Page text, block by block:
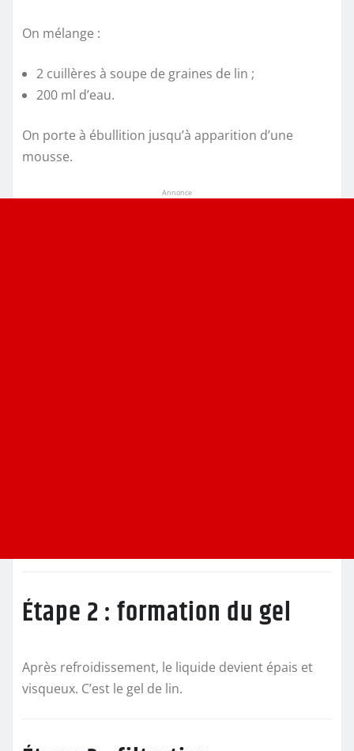
On mélange :
2 cuillères à soupe de graines de lin ;
200 ml d’eau.
On porte à ébullition jusqu’à apparition d’une
mousse.
Annonce
Étape 2 : formation du gel
Après refroidissement, le liquide devient épais et
visqueux. C’est le gel de lin.